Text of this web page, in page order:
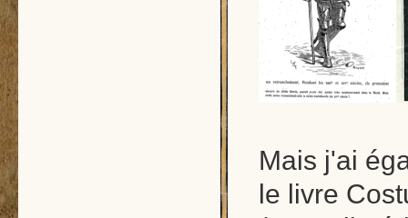
Mais j'ai
le livre